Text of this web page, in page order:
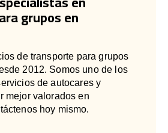
grupos en
de transporte para grupos
2012. Somos uno de los
de autocares y
mejor valorados en
hoy mismo.